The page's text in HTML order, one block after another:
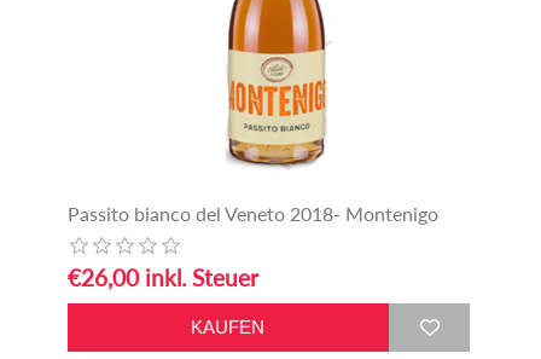
Passito bianco del Veneto 2018- Montenigo
€26,00 inkl. Steuer